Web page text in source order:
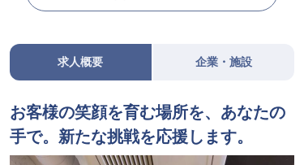
求人概要 企業・施設
お客様の笑顔を育む場所を、あなたの
手で。新たな挑戦を応援します。